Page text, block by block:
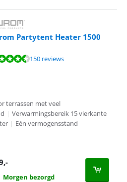
Partytent Heater 1500
op 150 reviews.
150 reviews
terrassen met veel
| Verwarmingsbereik 15 vierkante
| Eén vermogensstand
,-
Morgen bezorgd